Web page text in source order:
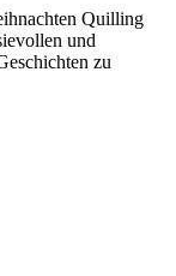
Quilling
und
zu